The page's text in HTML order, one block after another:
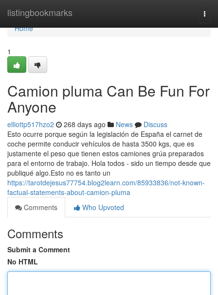
listingbookmarks
Home
Home
1
Camion pluma Can Be Fun For
Anyone
elliottp517hzo2 268 days ago News
Discuss
Esto ocurre porque según la legislación de España el carnet de
coche permite conducir vehículos de hasta 3500 kgs, que es
justamente el peso que tienen estos camiones grúa preparados
para el entorno de trabajo. Hola todos - sido un tiempo desde que
publiqué algo.Esto no es tanto un
https://tarotdejesus77754.blog2learn.com/85933836/not-known-
factual-statements-about-camion-pluma
Comments
Who Upvoted
Comments
Submit a Comment
No HTML